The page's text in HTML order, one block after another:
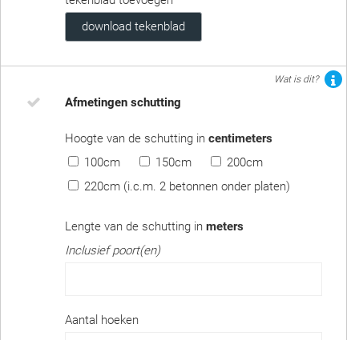
download tekenblad
Wat is dit?
Afmetingen schutting
Hoogte van de schutting in centimeters
100cm
150cm
200cm
220cm (i.c.m. 2 betonnen onder platen)
Lengte van de schutting in meters
Inclusief poort(en)
Aantal hoeken